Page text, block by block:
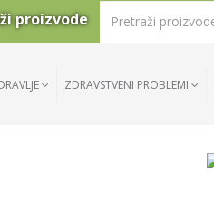
proizvode
ZDRAVSTVENI PROBLEMI